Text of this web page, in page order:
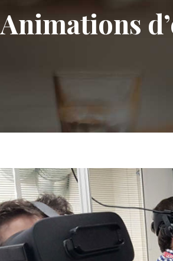
Animations